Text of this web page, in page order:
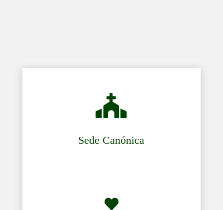

Sede Canónica